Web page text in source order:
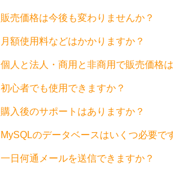
販売価格は今後も変わりませんか？
月額使用料などはかかりますか？
個人と法人・商用と非商用で販売価格
初心者でも使用できますか？
購入後のサポートはありますか？
MySQLのデータベースはいくつ必要で
一日何通メールを送信できますか？